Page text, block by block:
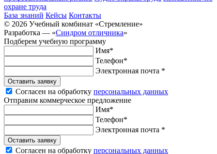
охране труда
База знаний Кейсы Контакты
© 2026 Учебный комбинат «Стремление»
Разработка — «Синдром отличника»
Подберем учебную программу
Имя*
Телефон*
Электронная почта *
Оставить заявку
Согласен на обработку персональных данных
Отправим коммерческое предложение
Имя*
Телефон*
Электронная почта *
Оставить заявку
Согласен на обработку персональных данных